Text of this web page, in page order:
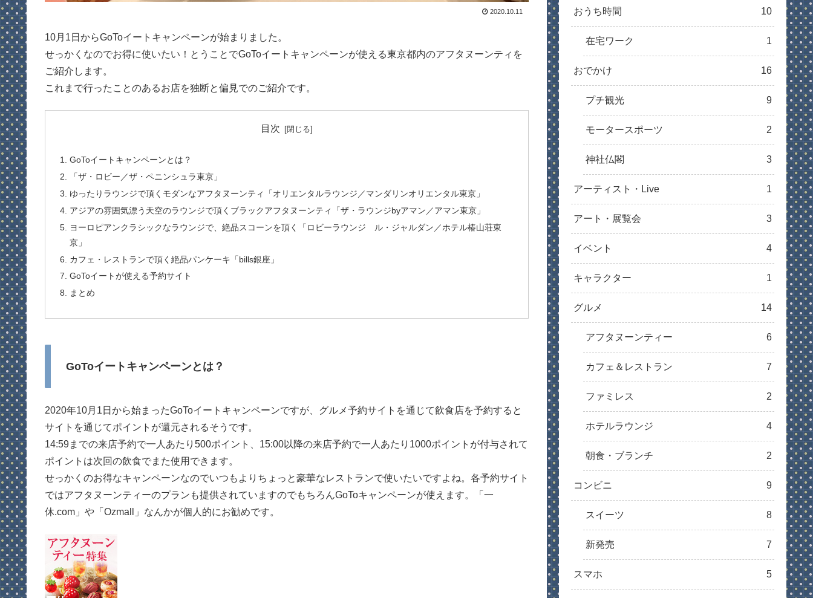
2020.10.11
10月1日からGoToイートキャンペーンが始まりました。
せっかくなのでお得に使いたい！とうことでGoToイートキャンペーンが使える東京都内のアフタヌーンティを
ご紹介します。
これまで行ったことのあるお店を独断と偏見でのご紹介です。
目次
GoToイートキャンペーンとは？
「ザ・ロビー／ザ・ペニンシュラ東京」
ゆったりラウンジで頂くモダンなアフタヌーンティ「オリエンタルラウンジ／マンダリンオリエンタル東京」
アジアの雰囲気漂う天空のラウンジで頂くブラックアフタヌーンティ「ザ・ラウンジbyアマン／アマン東京」
ヨーロピアンクラシックなラウンジで、絶品スコーンを頂く「ロビーラウンジ ル・ジャルダン／ホテル椿山荘東
京」
カフェ・レストランで頂く絶品パンケーキ「bills銀座」
GoToイートが使える予約サイト
まとめ
GoToイートキャンペーンとは？
2020年10月1日から始まったGoToイートキャンペーンですが、グルメ予約サイトを通じて飲食店を予約すると
サイトを通じてポイントが還元されるそうです。
14:59までの来店予約で一人あたり500ポイント、15:00以降の来店予約で一人あたり1000ポイントが付与されて
ポイントは次回の飲食でまた使用できます。
せっかくのお得なキャンペーンなのでいつもよりちょっと豪華なレストランで使いたいですよね。各予約サイト
ではアフタヌーンティーのプランも提供されていますのでもちろんGoToキャンペーンが使えます。「一
休.com」や「Ozmall」なんかが個人的にお勧めです。
おうち時間 10
在宅ワーク 1
おでかけ 16
プチ観光 9
モータースポーツ 2
神社仏閣 3
アーティスト・Live 1
アート・展覧会 3
イベント 4
キャラクター 1
グルメ 14
アフタヌーンティー 6
カフェ＆レストラン 7
ファミレス 2
ホテルラウンジ 4
朝食・ブランチ 2
コンビニ 9
スイーツ 8
新発売 7
スマホ 5